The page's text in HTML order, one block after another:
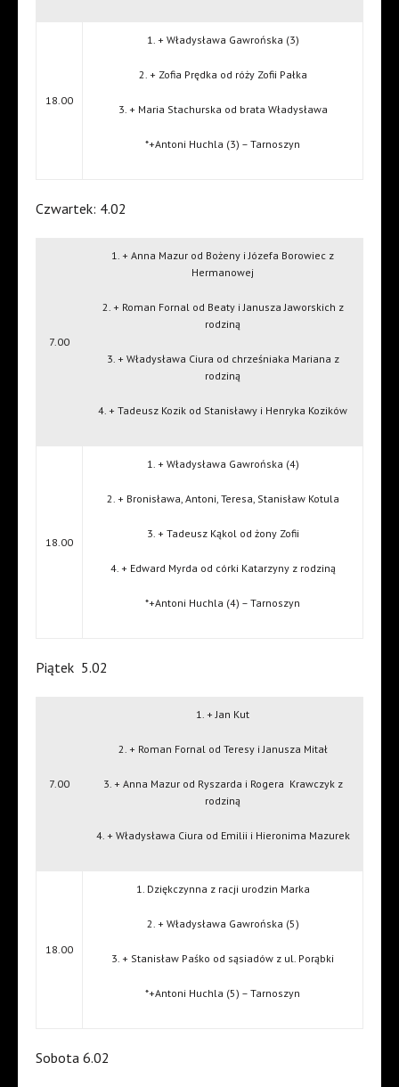
18.00
1. + Władysława Gawrońska (3)
2. + Zofia Prędka od róży Zofii Pałka
3. + Maria Stachurska od brata Władysława
*+Antoni Huchla (3) – Tarnoszyn
Czwartek: 4.02
7.00
1. + Anna Mazur od Bożeny i Józefa Borowiec z
Hermanowej
2. + Roman Fornal od Beaty i Janusza Jaworskich z
rodziną
3. + Władysława Ciura od chrześniaka Mariana z
rodziną
4. + Tadeusz Kozik od Stanisławy i Henryka Kozików
18.00
1. + Władysława Gawrońska (4)
2. + Bronisława, Antoni, Teresa, Stanisław Kotula
3. + Tadeusz Kąkol od żony Zofii
4. + Edward Myrda od córki Katarzyny z rodziną
*+Antoni Huchla (4) – Tarnoszyn
Piątek 5.02
7.00
1. + Jan Kut
2. + Roman Fornal od Teresy i Janusza Mitał
3. + Anna Mazur od Ryszarda i Rogera Krawczyk z
rodziną
4. + Władysława Ciura od Emilii i Hieronima Mazurek
18.00
1. Dziękczynna z racji urodzin Marka
2. + Władysława Gawrońska (5)
3. + Stanisław Paśko od sąsiadów z ul. Porąbki
*+Antoni Huchla (5) – Tarnoszyn
Sobota 6.02